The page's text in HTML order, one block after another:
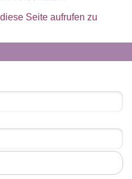
Seite aufrufen zu